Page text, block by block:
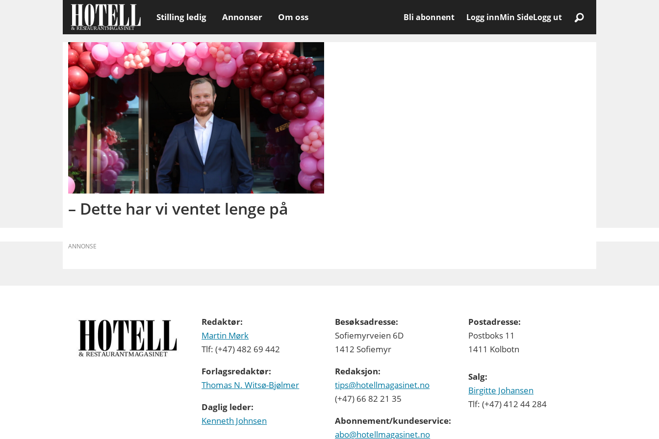
Stilling ledig Annonser Om oss Bli abonnent Logg innMin SideLogg ut
familievennlig
– Dette har vi ventet lenge på
ANNONSE
Redaktør:
Martin Mørk
Tlf: (+47) 482 69 442
Forlagsredaktør:
Thomas N. Witsø-Bjølmer
Daglig leder:
Kenneth Johnsen
Besøksadresse:
Sofiemyrveien 6D
1412 Sofiemyr
Redaksjon:
tips@hotellmagasinet.no
(+47) 66 82 21 35
Abonnement/kundeservice:
abo@hotellmagasinet.no
Postadresse:
Postboks 11
1411 Kolbotn
Salg:
Birgitte Johansen
Tlf: (+47) 412 44 284